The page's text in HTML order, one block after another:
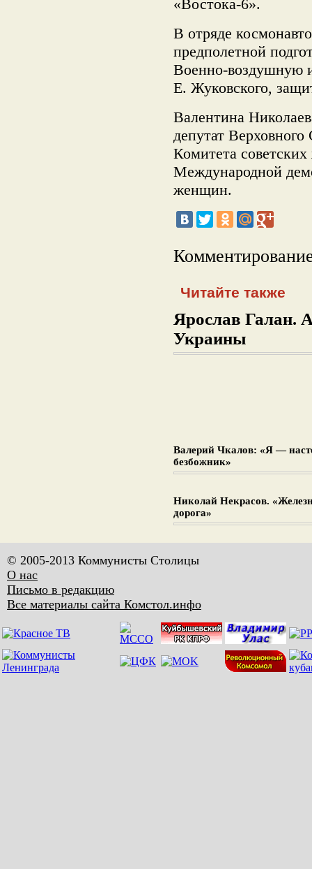
«Востока-6».
В отряде
предполетной
Военно-воздушную
Е. Жуковского,
Валентина
депутат
Комитета
Международной
женщин.
Читайте также
Ярослав Галан.
Украины
Валерий Чкалов: «Я —
безбожник»
Николай Некрасов.
дорога»
© 2005-2013 Коммунисты Столицы
О нас
Письмо в редакцию
Все материалы сайта Комстол.инфо